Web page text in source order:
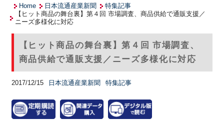
Home 日本流通産業新聞
特集記事
【ヒット商品の舞台裏】第４回 市場調査、商品供給で通販支援／
ニーズ多様化に対応
【ヒット商品の舞台裏】第４回 市場調査、
商品供給で通販支援／ニーズ多様化に対応
2017/12/15 日本流通産業新聞 特集記事